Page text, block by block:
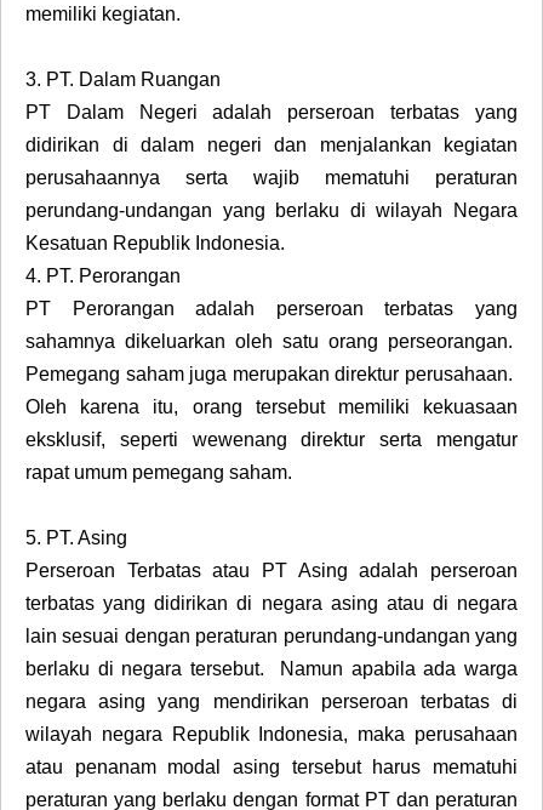
memiliki kegiatan.
3. PT. Dalam Ruangan
PT Dalam Negeri adalah perseroan terbatas yang
didirikan di dalam negeri dan menjalankan kegiatan
perusahaannya serta wajib mematuhi peraturan
perundang-undangan yang berlaku di wilayah Negara
Kesatuan Republik Indonesia.
4. PT. Perorangan
PT Perorangan adalah perseroan terbatas yang
sahamnya dikeluarkan oleh satu orang perseorangan.
Pemegang saham juga merupakan direktur perusahaan.
Oleh karena itu, orang tersebut memiliki kekuasaan
eksklusif, seperti wewenang direktur serta mengatur
rapat umum pemegang saham.
5. PT. Asing
Perseroan Terbatas atau PT Asing adalah perseroan
terbatas yang didirikan di negara asing atau di negara
lain sesuai dengan peraturan perundang-undangan yang
berlaku di negara tersebut. Namun apabila ada warga
negara asing yang mendirikan perseroan terbatas di
wilayah negara Republik Indonesia, maka perusahaan
atau penanam modal asing tersebut harus mematuhi
peraturan yang berlaku dengan format PT dan peraturan